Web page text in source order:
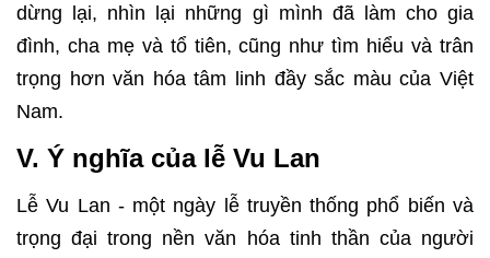
dừng lại, nhìn lại những gì mình đã làm cho gia
đình, cha mẹ và tổ tiên, cũng như tìm hiểu và trân
trọng hơn văn hóa tâm linh đầy sắc màu của Việt
Nam.
V. Ý nghĩa của lễ Vu Lan
Lễ Vu Lan - một ngày lễ truyền thống phổ biến và
trọng đại trong nền văn hóa tinh thần của người